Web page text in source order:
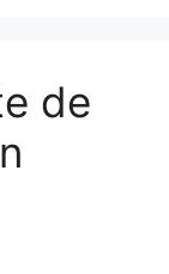
de